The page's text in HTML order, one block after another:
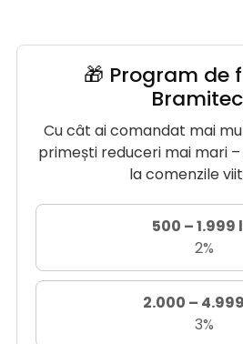
🎁 Program de
Cu cât ai comandat mai
primești reduceri mai mari
la comenzile
500 – 1.999
2%
2.000 –
3%